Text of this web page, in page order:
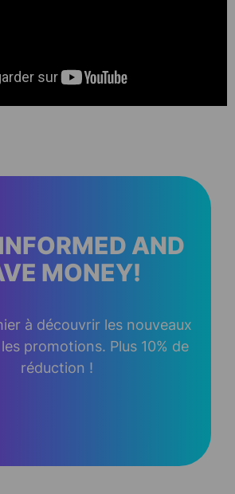
AND
MONEY!
à découvrir les nouveaux
promotions. Plus 10% de
réduction !